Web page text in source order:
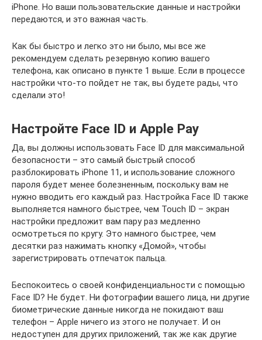
iPhone. Но ваши пользовательские данные и настройки
передаются, и это важная часть.
Как бы быстро и легко это ни было, мы все же
рекомендуем сделать резервную копию вашего
телефона, как описано в пункте 1 выше. Если в процессе
настройки что-то пойдет не так, вы будете рады, что
сделали это!
Настройте Face ID и Apple Pay
Да, вы должны использовать Face ID для максимальной
безопасности – это самый быстрый способ
разблокировать iPhone 11, и использование сложного
пароля будет менее болезненным, поскольку вам не
нужно вводить его каждый раз. Настройка Face ID также
выполняется намного быстрее, чем Touch ID – экран
настройки предложит вам пару раз медленно
осмотреться по кругу. Это намного быстрее, чем
десятки раз нажимать кнопку «Домой», чтобы
зарегистрировать отпечаток пальца.
Беспокоитесь о своей конфиденциальности с помощью
Face ID? Не будет. Ни фотографии вашего лица, ни другие
биометрические данные никогда не покидают ваш
телефон – Apple ничего из этого не получает. И он
недоступен для других приложений, так же как другие